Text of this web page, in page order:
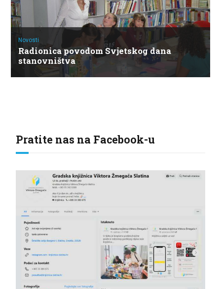
Novosti
Radionica povodom Svjetskog dana
stanovništva
Pratite nas na Facebook-u